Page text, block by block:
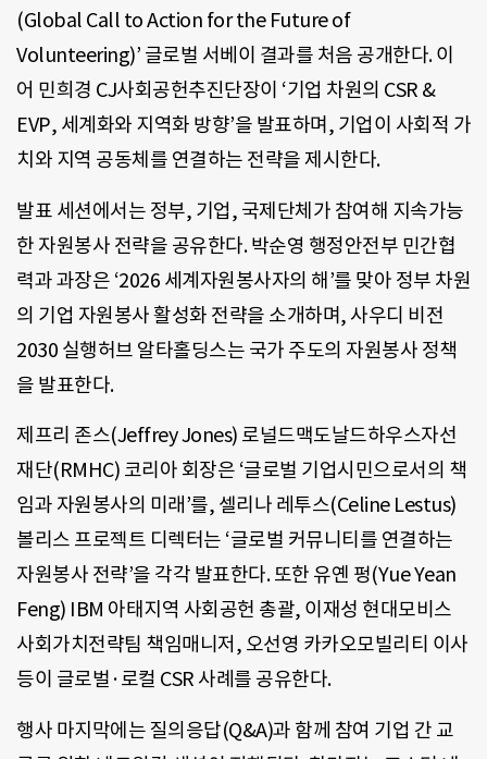
(Global Call to Action for the Future of
Volunteering)’ 글로벌 서베이 결과를 처음 공개한다. 이
어 민희경 CJ사회공헌추진단장이 ‘기업 차원의 CSR &
EVP, 세계화와 지역화 방향’을 발표하며, 기업이 사회적 가
치와 지역 공동체를 연결하는 전략을 제시한다.
발표 세션에서는 정부, 기업, 국제단체가 참여해 지속가능
한 자원봉사 전략을 공유한다. 박순영 행정안전부 민간협
력과 과장은 ‘2026 세계자원봉사자의 해’를 맞아 정부 차원
의 기업 자원봉사 활성화 전략을 소개하며, 사우디 비전
2030 실행허브 알타홀딩스는 국가 주도의 자원봉사 정책
을 발표한다.
제프리 존스(Jeffrey Jones) 로널드맥도날드하우스자선
재단(RMHC) 코리아 회장은 ‘글로벌 기업시민으로서의 책
임과 자원봉사의 미래’를, 셀리나 레투스(Celine Lestus)
볼리스 프로젝트 디렉터는 ‘글로벌 커뮤니티를 연결하는
자원봉사 전략’을 각각 발표한다. 또한 유옌 펑(Yue Yean
Feng) IBM 아태지역 사회공헌 총괄, 이재성 현대모비스
사회가치전략팀 책임매니저, 오선영 카카오모빌리티 이사
등이 글로벌·로컬 CSR 사례를 공유한다.
행사 마지막에는 질의응답(Q&A)과 함께 참여 기업 간 교